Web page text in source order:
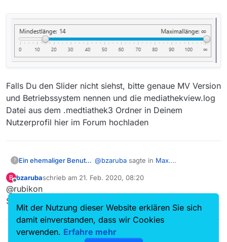
Falls Du den Slider nicht siehst, bitte genaue MV Version
und Betriebssystem nennen und die mediathekview.log
Datei aus dem .medtiathek3 Ordner in Deinem
Nutzerprofil hier im Forum hochladen
? Ein ehemaliger Benutzer @bzaruba sagte in Max.
von 50 min.
Sofern Du eine aktuelle Version von
MV verwendest, solltest Du oberhalb
der Tabelle mit der Filmliste eine Lupe
und links daneben einen kleinen
B
Offline
bzarubaschrieb am 21. Feb. 2020, 08:20
zuletzt editiert von
@rubikon
Super, herzlichen Dank!!!
Mit der Nutzung dieser Website erklären Sie sich
damit einverstanden, dass wir Cookies
verwenden. Erfahre mehr